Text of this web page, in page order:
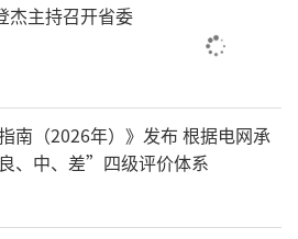
杰主持召开省委
南（2026年）》发布 根据电网承
、中、差”四级评价体系